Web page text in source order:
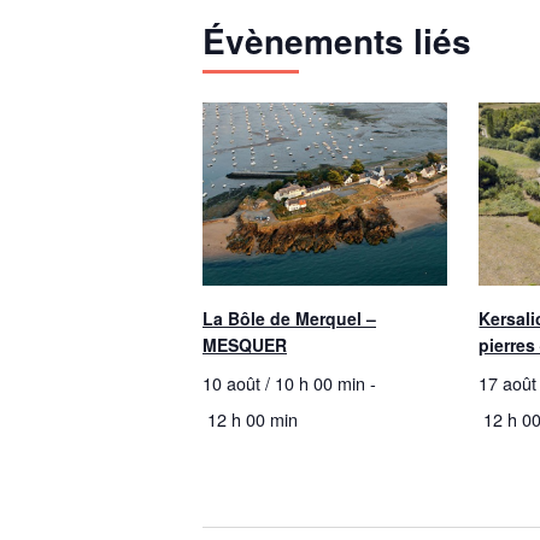
Évènements liés
La Bôle de Merquel –
MESQUER
10 août / 10 h 00 min -
12 h 00 min
pierres
17
12 h